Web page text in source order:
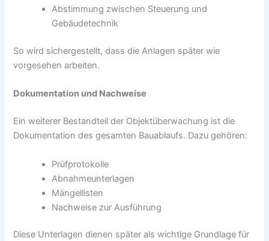
Abstimmung zwischen Steuerung und
Gebäudetechnik
So wird sichergestellt, dass die Anlagen später wie
vorgesehen arbeiten.
Dokumentation und Nachweise
Ein weiterer Bestandteil der Objektüberwachung ist die
Dokumentation des gesamten Bauablaufs. Dazu gehören:
Prüfprotokolle
Abnahmeunterlagen
Mängellisten
Nachweise zur Ausführung
Diese Unterlagen dienen später als wichtige Grundlage für